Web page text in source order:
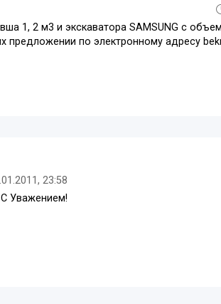
1, 2 м3 и экскаватора SAMSUNG с
по электронному адресу
23:58
Уважением!